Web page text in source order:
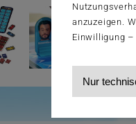
anzuzeigen.
Einwilligung
Nur